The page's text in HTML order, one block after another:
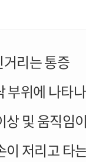
리는 통증
부위에 나타
및 움직임
이 저리고 타